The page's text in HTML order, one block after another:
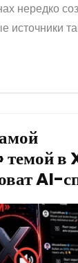
нередко
источники
темой в
AI-